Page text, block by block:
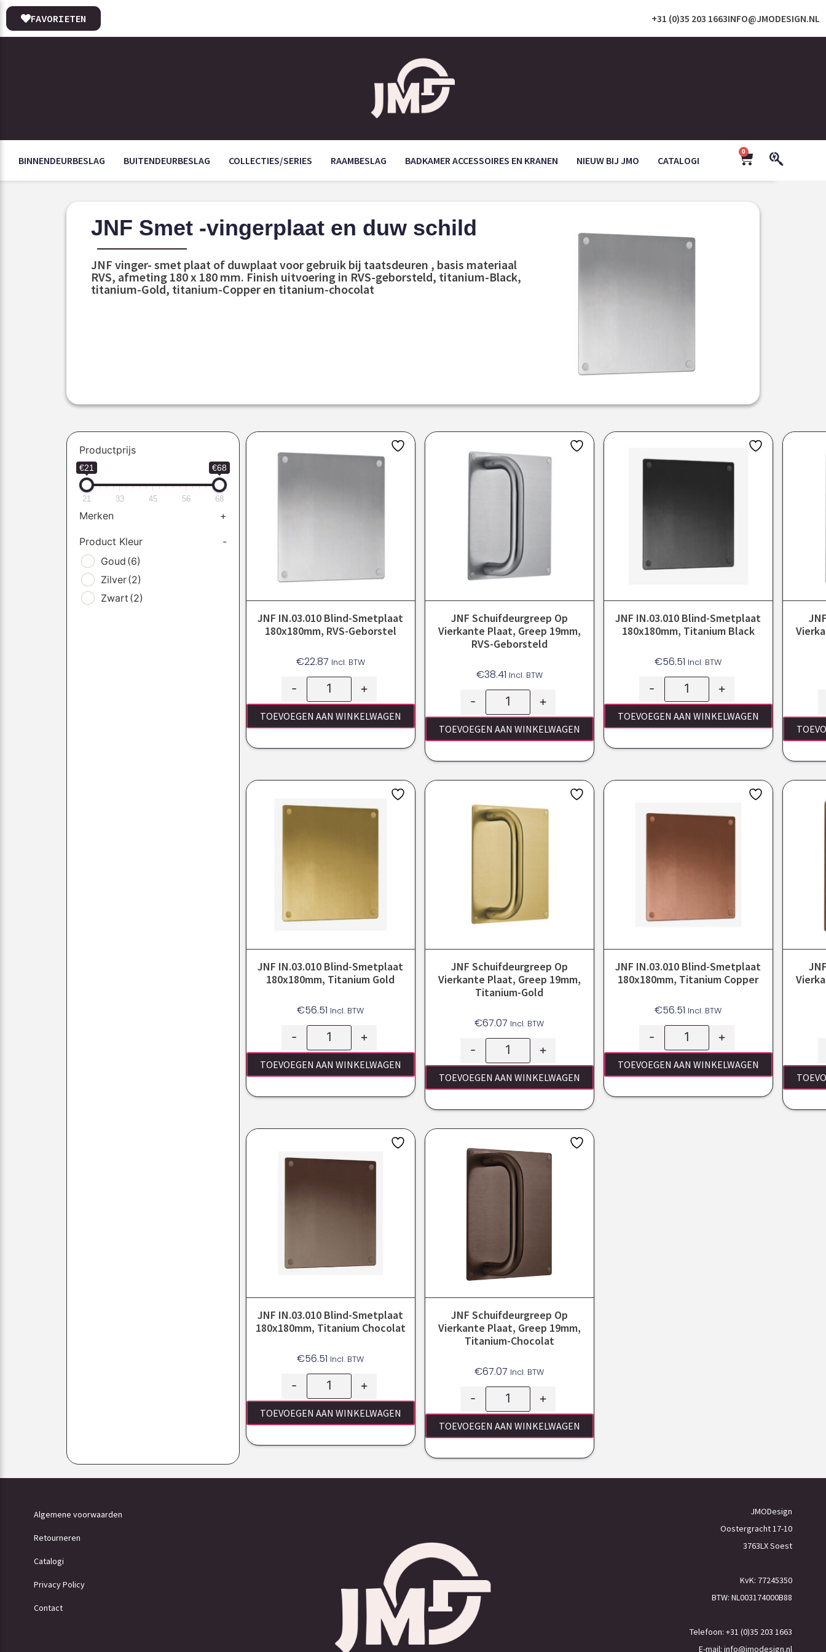
INFO@JMODESIGN.NL
+31 (0)35 203 1663
FAVORIETEN
BINNENDEURBESLAG BUITENDEURBESLAG COLLECTIES/SERIES RAAMBESLAG BADKAMER ACCESSOIRES EN KRANEN NIEUW BIJ JMO CATALOGI
0
JNF Smet -vingerplaat en duw schild
JNF vinger- smet plaat of duwplaat voor gebruik bij taatsdeuren , basis materiaal
RVS, afmeting 180 x 180 mm. Finish uitvoering in RVS-geborsteld, titanium-Black,
titanium-Gold, titanium-Copper en titanium-chocolat
Productprijs
€21 €68
21 33 45 56 68
Merken +
Product Kleur
-
Goud (6)
Zilver(2)
Zwart (2)
JNF IN.03.010 Blind-Smetplaat
180x180mm, RVS-Geborstel
€22.87 Incl. BTW
- +
TOEVOEGEN AAN WINKELWAGEN
JNF Schuifdeurgreep Op
Vierkante Plaat, Greep 19mm,
RVS-Geborsteld
€38.41 Incl. BTW
- +
TOEVOEGEN AAN WINKELWAGEN
JNF IN.03.010 Blind-Smetplaat
180x180mm, Titanium Black
€56.51 Incl. BTW
- +
TOEVOEGEN AAN WINKELWAGEN
JNF IN.03.010 Blind-Smetplaat
180x180mm, Titanium Gold
€56.51 Incl. BTW
- +
TOEVOEGEN AAN WINKELWAGEN
JNF Schuifdeurgreep Op
Vierkante Plaat, Greep 19mm,
Titanium-Gold
€67.07 Incl. BTW
- +
TOEVOEGEN AAN WINKELWAGEN
JNF IN.03.010 Blind-Smetplaat
180x180mm, Titanium Copper
€56.51 Incl. BTW
- +
TOEVOEGEN AAN WINKELWAGEN
JNF IN.03.010 Blind-Smetplaat
180x180mm, Titanium Chocolat
€56.51 Incl. BTW
- +
TOEVOEGEN AAN WINKELWAGEN
JNF Schuifdeurgreep Op
Vierkante Plaat, Greep 19mm,
Titanium-Chocolat
€67.07 Incl. BTW
- +
TOEVOEGEN AAN WINKELWAGEN
Algemene voorwaarden
Retourneren
Catalogi
Privacy Policy
Contact
JMODesign
Oostergracht 17-10
3763LX Soest
KvK: 77245350
BTW: NL003174000B88
Telefoon: +31 (0)35 203 1663
E-mail: info@jmodesign.nl